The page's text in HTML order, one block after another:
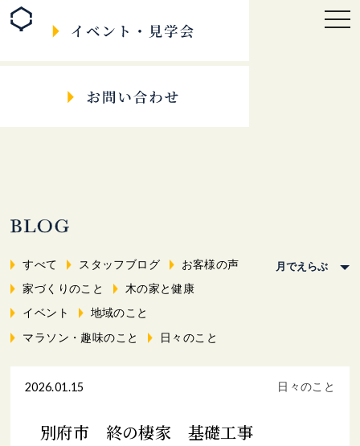
すべて スタッフブログ
お客様の声
家づくりのこと
木の家と健康
イベント
地域のこと
マラソン・趣味のこと
日々のこと
2026.01.15 日々のこと
別府市 終の棲家 基礎工事